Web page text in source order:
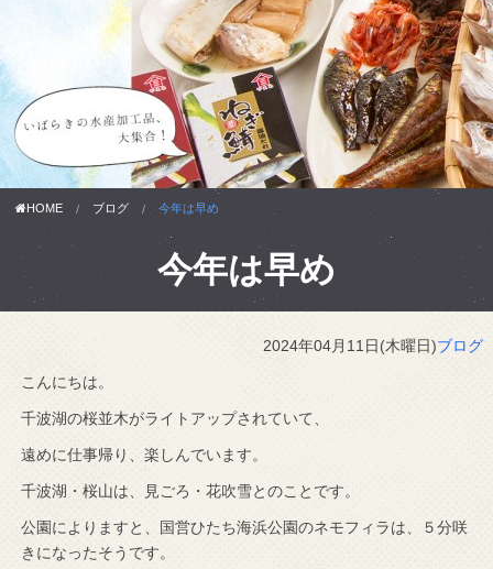
HOME ブログ 今年は早め
今年は早め
2024年04月11日(木曜日)ブログ
こんにちは。
千波湖の桜並木がライトアップされていて、
遠めに仕事帰り、楽しんでいます。
千波湖・桜山は、見ごろ・花吹雪とのことです。
公園によりますと、国営ひたち海浜公園のネモフィラは、５分咲
きになったそうです。